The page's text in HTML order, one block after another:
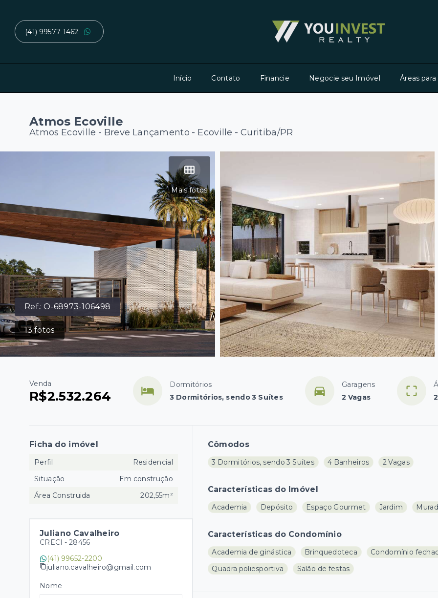
(41) 99577-1462
Início Contato Financie Negocie seu Imóvel Áreas
Atmos Ecoville
Atmos Ecoville - Breve Lançamento - Ecoville - Curitiba/PR
Ref.:O-68973-106498
13fotos
Mais fotos
Venda
R$2.532.264
Dormitórios
3 Dormitórios, sendo 3 Suítes
Garagens
2 Vagas
Cômodos
3 Dormitórios, sendo 3 Suítes 4 Banheiros 2 Vagas
Características do Imóvel
Academia Depósito Espaço Gourmet Jardim
Características do Condomínio
Academia de ginástica Brinquedoteca
Condomínio
Quadra poliesportiva
Salão de festas
Ficha do imóvel
Perfil
Residencial
Situação
Em construção
Área Construida
202,55m²
Juliano Cavalheiro
CRECI - 28456
(41) 99652-2200
juliano.cavalheiro@gmail.com
Nome